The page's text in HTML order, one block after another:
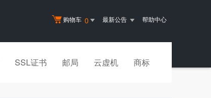
购物车 0 最新公告 帮助中心
SSL证书 邮局 云虚机 商标